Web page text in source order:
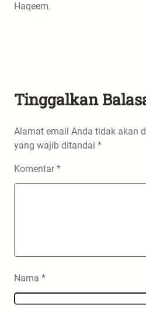
Haqeem.
Tinggalkan
Alamat email Anda tidak akan
yang wajib ditandai *
Komentar*
Nama *